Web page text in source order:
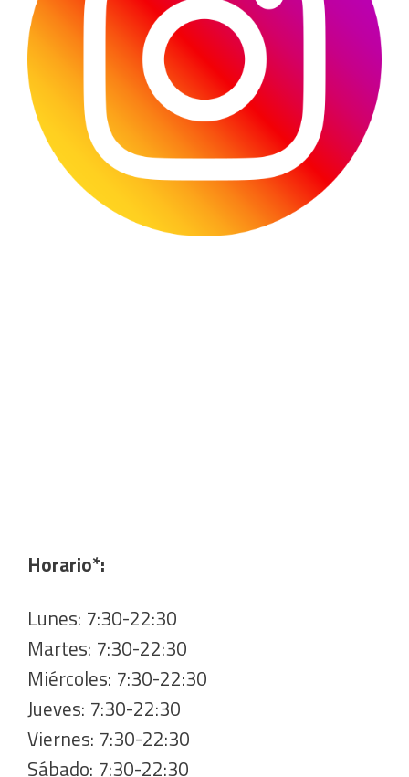
Horario*:
Lunes: 7:30-22:30
Martes: 7:30-22:30
Miércoles: 7:30-22:30
Jueves: 7:30-22:30
Viernes: 7:30-22:30
Sábado: 7:30-22:30